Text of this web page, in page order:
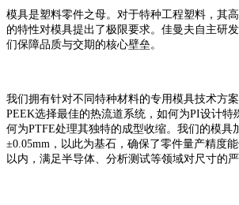
模具是塑料零件之母。对于特种工程塑料，其
的特性对模具提出了极限要求。佳曼夫自主研
们保障品质与交期的核心壁垒。
我们拥有针对不同特种材料的专用模具技术方
PEEK选择最佳的热流道系统，如何为PI设计特
何为PTFE处理其独特的成型收缩。我们的模具
±0.05mm，以此为基石，确保了零件量产精度
以内，满足半导体、分析测试等领域对尺寸的严